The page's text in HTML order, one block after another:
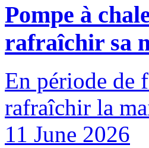
Pompe à
rafraîchir sa
En période de
rafraîchir la
11 June 2026